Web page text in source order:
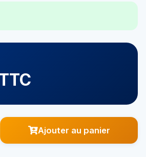
Ajouter au panier